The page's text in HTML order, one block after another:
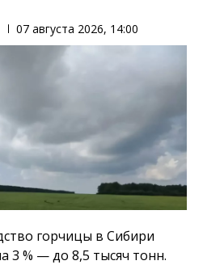
07 августа 2026, 14:00
горчицы в Сибири
3 % — до 8,5 тысяч тонн.